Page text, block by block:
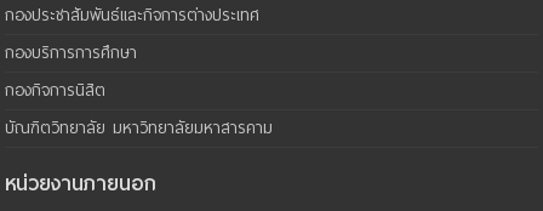
กองประชาสัมพันธ์และกิจการต่างประเทศ
กองบริการการศึกษา
กองกิจการนิสิต
บัณฑิตวิทยาลัย มหาวิทยาลัยมหาสารคาม
หน่วยงานภายนอก